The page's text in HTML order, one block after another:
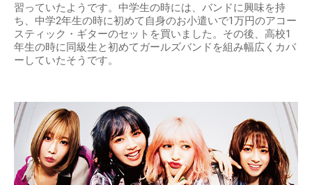
習っていたようです。中学生の時には、バンドに興味を持
ち、中学2年生の時に初めて自身のお小遣いで1万円のアコー
スティック・ギターのセットを買いました。その後、高校1
年生の時に同級生と初めてガールズバンドを組み幅広くカバ
ーしていたそうです。